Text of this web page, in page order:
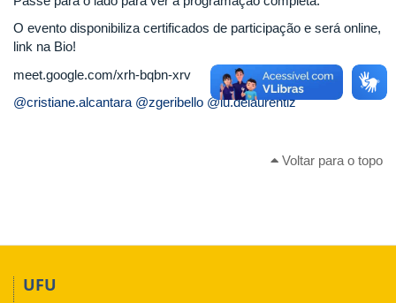
O evento disponibiliza certificados de participação e será online,
link na Bio!
meet.google.com/xrh-bqbn-xrv
@cristiane.alcantara @zgeribello @lu.delaurentiz
Voltar para o topo
UFU